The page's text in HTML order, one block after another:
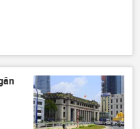
Nga
Thế giới